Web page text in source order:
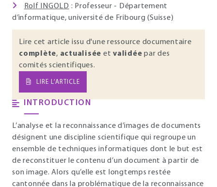
Rolf INGOLD : Professeur - Département
d’informatique, université de Fribourg (Suisse)
Lire cet article issu d'une ressource documentaire
complète, actualisée et validée par des
comités scientifiques.
LIRE L’ARTICLE
INTRODUCTION
L’analyse et la reconnaissance d’images de documents
désignent une discipline scientifique qui regroupe un
ensemble de techniques informatiques dont le but est
de reconstituer le contenu d’un document à partir de
son image. Alors qu’elle est longtemps restée
cantonnée dans la problématique de la reconnaissance